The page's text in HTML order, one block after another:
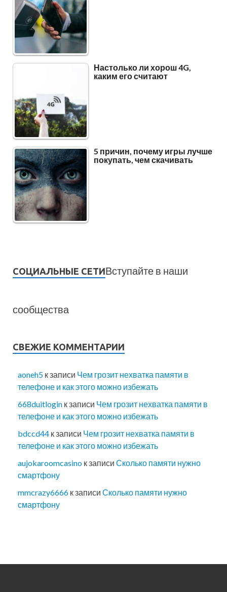
Настолько ли хорош 4G,
каким его считают
5 причин, почему игры лучше
покупать, чем скачивать
СОЦИАЛЬНЫЕ СЕТИВступайте в наши
сообщества
СВЕЖИЕ КОММЕНТАРИИ
aoneh5 к записи Чем грозит нехватка памяти в
телефоне и как этого можно избежать
668duitlogin к записи Чем грозит нехватка памяти в
телефоне и как этого можно избежать
bdccd44 к записи Чем грозит нехватка памяти в
телефоне и как этого можно избежать
aujokaroomcasino к записи Сколько памяти нужно
смартфону
mmcrazy6666 к записи Сколько памяти нужно
смартфону